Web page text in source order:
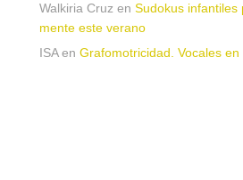
Walkiria Cruz en Sudokus infantiles
mente este verano
ISAen Grafomotricidad. Vocales en